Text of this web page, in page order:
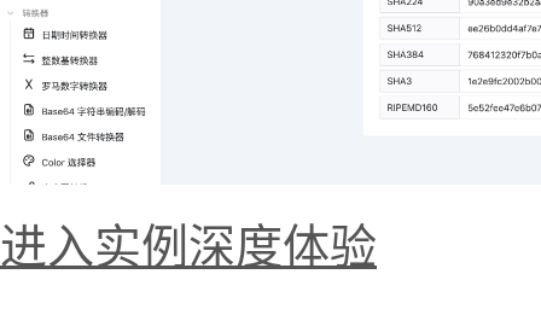
进入实例深度体验